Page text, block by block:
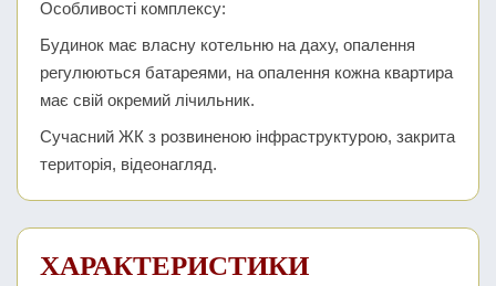
Особливості комплексу:
Будинок має власну котельню на даху, опалення
регулюються батареями, на опалення кожна квартира
має свій окремий лічильник.
Сучасний ЖК з розвиненою інфраструктурою, закрита
територія, відеонагляд.
ХАРАКТЕРИСТИКИ